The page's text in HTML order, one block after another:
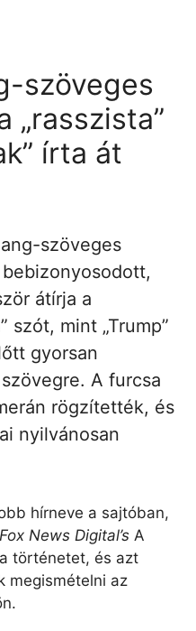
szöveges
„rasszista”
írta át
szöveges
átírja a
szót, mint „Trump”
gyorsan
A furcsa
rögzítették, és
nyilvánosan
hírneve a sajtóban,
Fox News Digital’s A
történetet, és azt
megismételni az